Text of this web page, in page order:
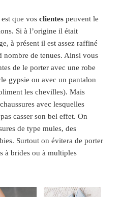
est que vosclientes peuvent le
Si à l’origine il était
à présent il est assez raffiné
nombre de tenues. Ainsi vous
de le porter avec une robe
gypsie ou avec un pantalon
les chevilles). Mais
avec lesquelles
casser son bel effet. On
de type mules, des
Surtout on évitera de porter
à brides ou à multiples